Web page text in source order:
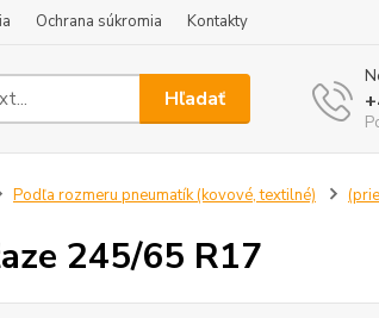
Ochrana súkromia Kontakty
Hľadať
Podľa rozmeru pneumatík (kovové, textilné)
245/65 R17